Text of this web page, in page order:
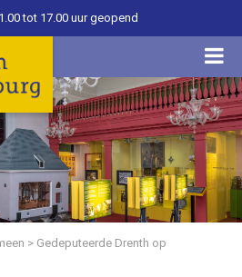
tot 17.00 uur geopend
> Gedeputeerde Drenth op